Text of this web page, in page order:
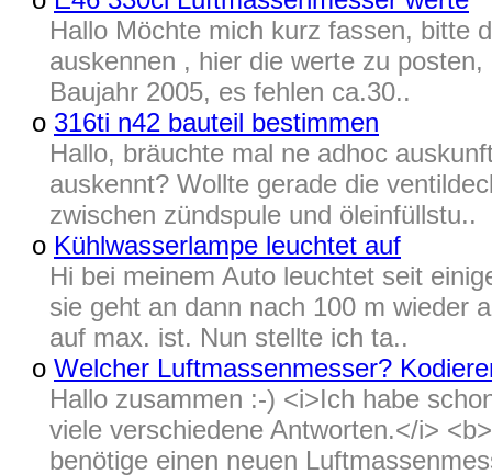
Hallo Möchte mich kurz fassen, bitte
auskennen , hier die werte zu
Baujahr 2005, es fehlen ca.30..
o 316ti n42 bauteil bestimmen
Hallo, bräuchte mal ne adhoc
auskennt? Wollte gerade die
zwischen zündspule und öleinfüllstu..
o Kühlwasserlampe leuchtet auf
Hi bei meinem Auto leuchtet seit
sie geht an dann nach 100 m wieder
auf max. ist. Nun stellte ich ta..
o Welcher Luftmassenmesser?
Hallo zusammen :-) <i>Ich habe
viele verschiedene Antworten.</i>
benötige einen neuen